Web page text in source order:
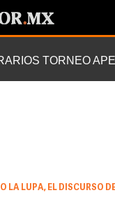
TORNEO
LA LUPA, EL DISCURSO